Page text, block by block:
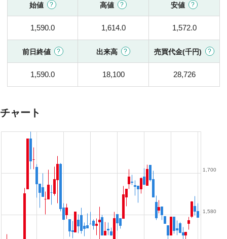
始値 高値 安値
1,590.0 1,614.0 1,572.0
前日終値 出来高 売買代金(千円)
1,590.0 18,100 28,726
チャート
1,580
1,700